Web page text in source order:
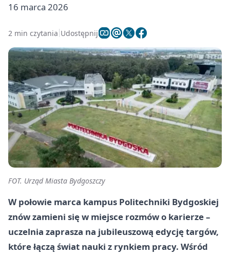
16 marca 2026
2 min czytania Udostępnij
FOT. Urząd Miasta Bydgoszczy
W połowie marca kampus Politechniki Bydgoskiej
znów zamieni się w miejsce rozmów o karierze –
uczelnia zaprasza na jubileuszową edycję targów,
które łączą świat nauki z rynkiem pracy. Wśród